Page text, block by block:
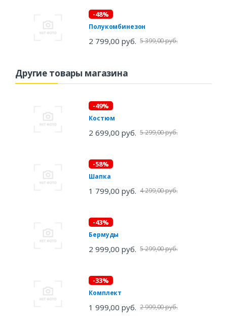
-48%
Полукомбинезон
2 799,00 руб. 5 399,00 руб.
Другие товары магазина
-49%
Костюм
2 699,00 руб. 5 299,00 руб.
-58%
Шапка
1 799,00 руб. 4 299,00 руб.
-43%
Бермуды
2 999,00 руб. 5 299,00 руб.
-33%
Комплект
1 999,00 руб. 2 999,00 руб.